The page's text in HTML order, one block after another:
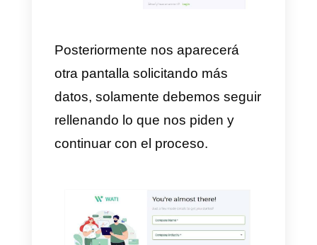
Como registrarse en Wati
deIniciar prueba gratuita